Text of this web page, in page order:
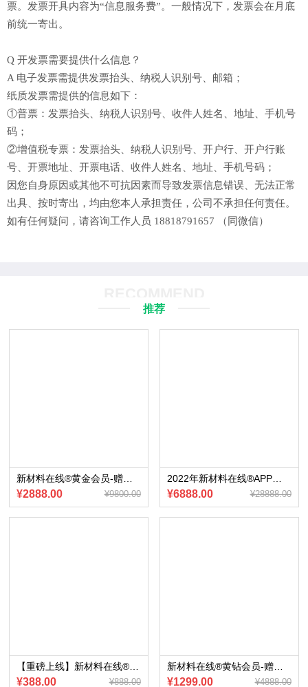
票。发票开具内容为“信息服务费”。一般情况下，发票会在月底
前统一寄出。
Q 开发票需要提供什么信息？
A 电子发票需提供发票抬头、纳税人识别号、邮箱；
纸质发票需提供的信息如下：
①普票：发票抬头、纳税人识别号、收件人姓名、地址、手机号
码；
②增值税专票：发票抬头、纳税人识别号、开户行、开户行账
号、开票地址、开票电话、收件人姓名、地址、手机号码；
因您自身原因或其他不可抗因素而导致发票信息错误、无法正常
出具、按时寄出，均由您本人承担责任，公司不承担任何责任。
如有任何疑问，请咨询工作人员 18818791657 （同微信）
推荐
¥2888.00 ¥9800.00 ¥6888.00 ¥28888.00
¥388.00 ¥888.00 ¥1299.00 ¥4888.00